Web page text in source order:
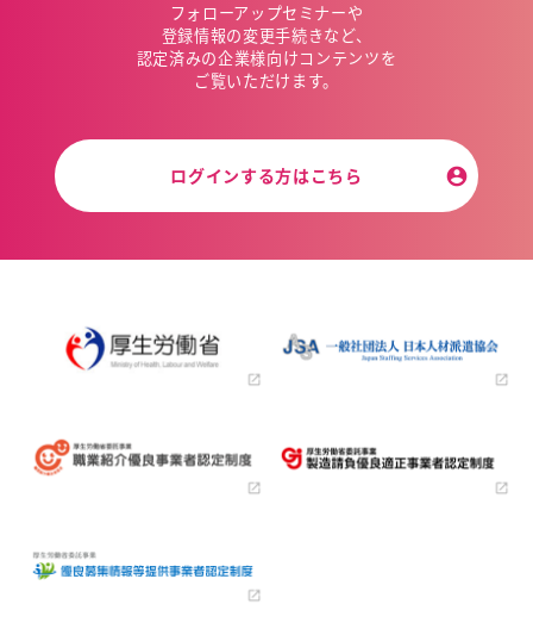
フォローアップセミナーや
登録情報の変更手続きなど、
認定済みの企業様向けコンテンツを
ご覧いただけます。
ログインする方はこちら